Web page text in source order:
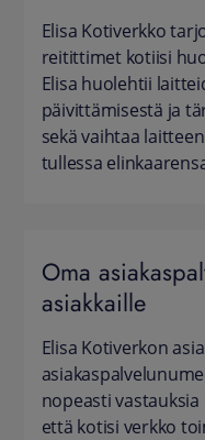
Elisa Kotiverkko
reitittimet kotiisi
Elisa huolehtii
päivittämisestä ja
sekä vaihtaa
tullessa
Oma
asiakkaille
Elisa Kotiverkon
nopeasti
että kotisi verkko